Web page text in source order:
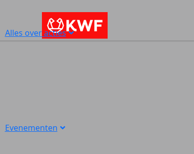
Alles over acties
Evenementen